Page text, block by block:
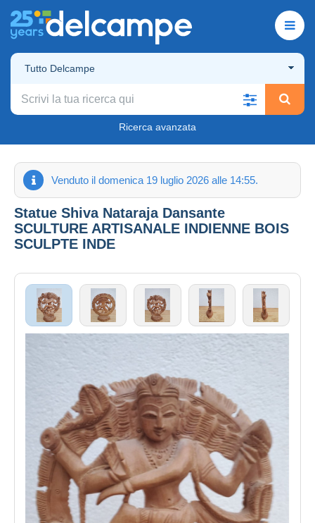
Tutto Delcampe
Ricerca avanzata
Venduto il domenica 19 luglio 2026 alle 14:55.
Statue Shiva Nataraja Dansante
SCULTURE ARTISANALE INDIENNE BOIS
SCULPTE INDE